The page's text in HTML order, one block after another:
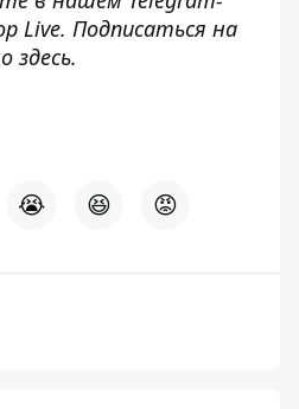
Live. Подписаться на
здесь.
😭 😆 😡